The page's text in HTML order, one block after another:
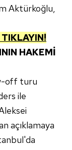
Aktürkoğlu,
HAKEMİ
off turu
ile
açıklamaya